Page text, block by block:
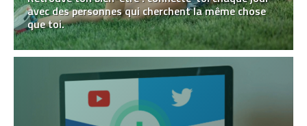
avec des personnes qui cherchent la même chose
que toi.